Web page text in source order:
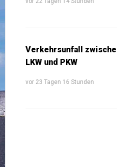
Verkehrsunfall
LKW und PKW
vor 23 Tagen 16 Stunden